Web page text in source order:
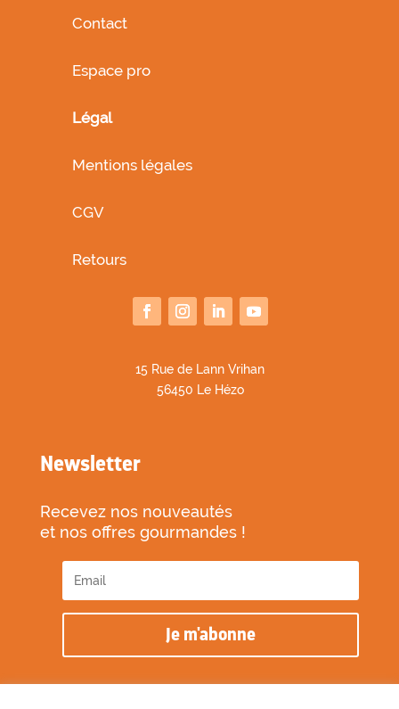
Contact
Espace pro
Légal
Mentions légales
CGV
Retours
15 Rue de Lann Vrihan
56450 Le Hézo
Newsletter
Recevez nos nouveautés
et nos offres gourmandes !
Je m'abonne